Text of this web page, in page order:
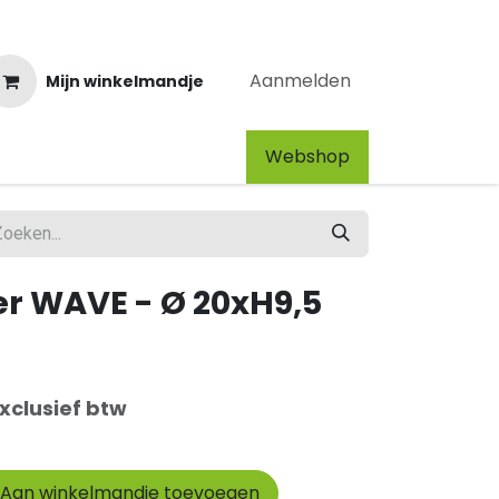
Mijn winkelmandje Aanmelden
Webshop​
WAVE - Ø 20xH9,5
btw
winkelmandje toevoegen